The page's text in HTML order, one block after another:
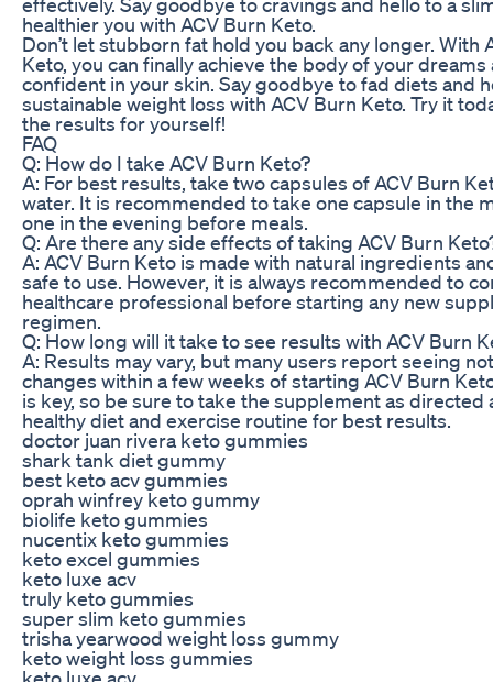
healthier you with ACV Burn Keto.
Don’t let stubborn fat hold you back any longer. With
Keto, you can finally achieve the body of your dreams
confident in your skin. Say goodbye to fad diets and
sustainable weight loss with ACV Burn Keto. Try it
the results for yourself!
FAQ
Q: How do I take ACV Burn Keto?
A: For best results, take two capsules of ACV Burn
water. It is recommended to take one capsule in the
one in the evening before meals.
Q: Are there any side effects of taking ACV Burn
A: ACV Burn Keto is made with natural ingredients
safe to use. However, it is always recommended to
healthcare professional before starting any new
regimen.
Q: How long will it take to see results with ACV Burn
A: Results may vary, but many users report seeing
changes within a few weeks of starting ACV Burn
is key, so be sure to take the supplement as directed
healthy diet and exercise routine for best results.
doctor juan rivera keto gummies
shark tank diet gummy
best keto acv gummies
oprah winfrey keto gummy
biolife keto gummies
nucentix keto gummies
keto excel gummies
keto luxe acv
truly keto gummies
super slim keto gummies
trisha yearwood weight loss gummy
keto weight loss gummies
keto luxe acv